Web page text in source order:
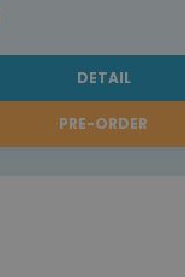
DETAIL
PRE-ORDER